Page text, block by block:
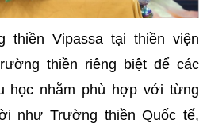
thiền Vipassa tại thiền viện
thiền riêng biệt để các
học nhằm phù hợp với từng
như Trường thiền Quốc tế,